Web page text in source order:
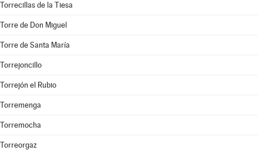
Torrecillas de la Tiesa
Torre de Don Miguel
Torre de Santa María
Torrejoncillo
Torrejón el Rubio
Torremenga
Torremocha
Torreorgaz